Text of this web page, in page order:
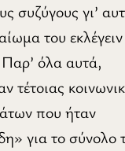
συζύγους γι’
του
Παρ’ όλα αυτά,
τέτοιας
που ήταν
για το σύνολο